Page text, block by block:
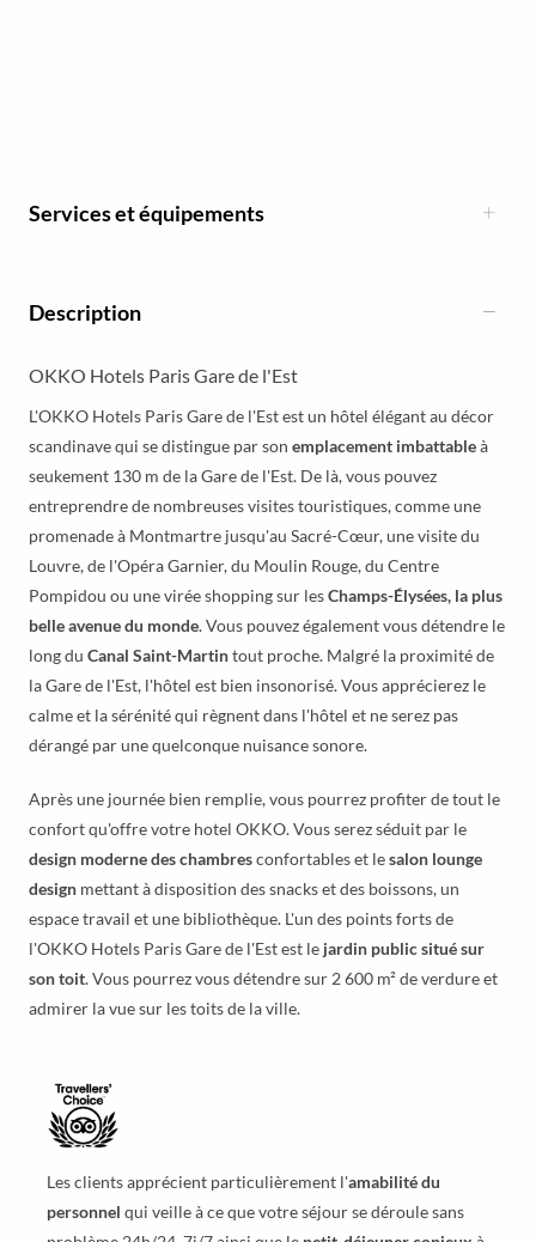
Services et équipements
Description
OKKO Hotels Paris Gare de l'Est
L'OKKO Hotels Paris Gare de l'Est est un hôtel élégant au décor
scandinave qui se distingue par son emplacement imbattableà
seukement 130 m de la Gare de l'Est. De là, vous pouvez
entreprendre de nombreuses visites touristiques, comme une
promenade à Montmartre jusqu'au Sacré-Cœur, une visite du
Louvre, de l'Opéra Garnier, du Moulin Rouge, du Centre
Pompidou ou une virée shopping sur lesChamps-Élysées, la plus
belle avenue du monde. Vous pouvez également vous détendre le
long du Canal Saint-Martintout proche. Malgré la proximité de
la Gare de l'Est, l'hôtel est bien insonorisé. Vous apprécierez le
calme et la sérénité qui règnent dans l'hôtel et ne serez pas
dérangé par une quelconque nuisance sonore.
Après une journée bien remplie, vous pourrez profiter de tout le
confort qu'offre votre hotel OKKO. Vous serez séduit par le
design moderne des chambresconfortables et lesalon lounge
design mettant à disposition des snacks et des boissons, un
espace travail et une bibliothèque. L'un des points forts de
l'OKKO Hotels Paris Gare de l'Est est le jardin public situé sur
son toit. Vous pourrez vous détendre sur 2 600 m² de verdure et
admirer la vue sur les toits de la ville.
Les clients apprécient particulièrement l'amabilité du
personnel qui veille à ce que votre séjour se déroule sans